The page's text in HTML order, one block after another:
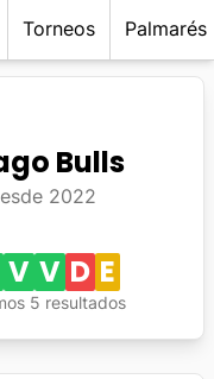
Torneos Palmarés
Bulls
2022
V V D E
5 resultados